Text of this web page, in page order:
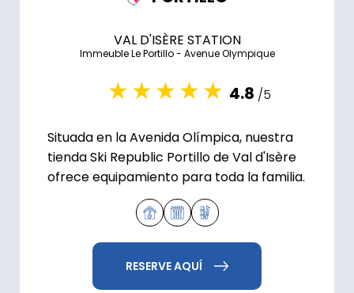
VAL D'ISÈRE STATION
Immeuble Le Portillo - Avenue Olympique
4.8 /5
Situada en la Avenida Olímpica, nuestra
tienda Ski Republic Portillo de Val d'Isère
ofrece equipamiento para toda la familia.
RESERVE AQUÍ